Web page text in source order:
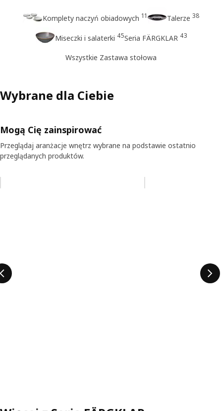
Komplety naczyń obiadowych 11 Talerze 38
Miseczki i salaterki 45Seria FÄRGKLAR 43
Wszystkie Zastawa stołowa
Wybrane dla Ciebie
Mogą Cię zainspirować
Przeglądaj aranżacje wnętrz wybrane na podstawie ostatnio
przeglądanych produktów.